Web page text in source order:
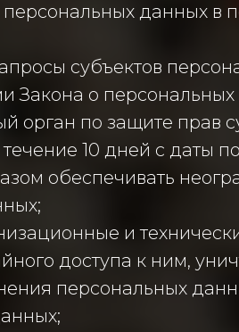
данных в
субъектов
Закона о
по защите прав
10 дней с даты
обеспечивать
и
доступа к ним,
персональных